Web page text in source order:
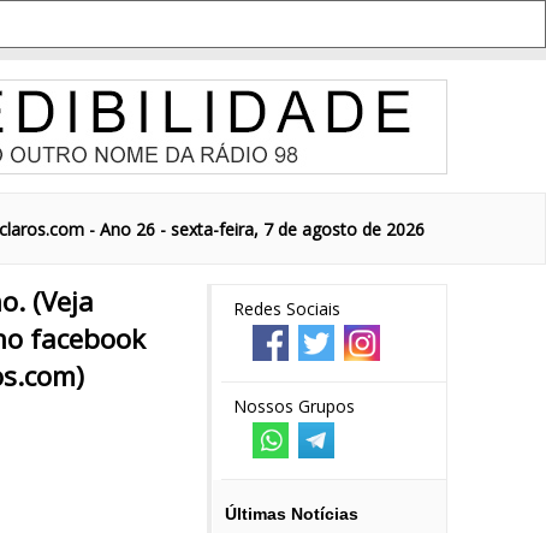
- Ano 26 - sexta-feira, 7 de agosto de 2026
Redes Sociais
Nossos Grupos
Últimas Notícias
(Veja
facebook